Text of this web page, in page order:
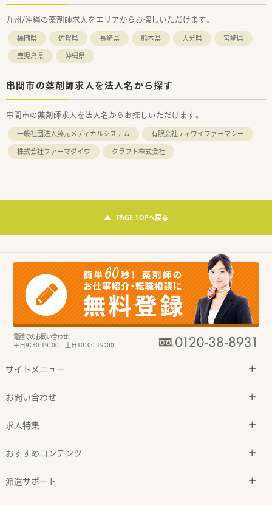
九州/沖縄の薬剤師求人をエリアからお探しいただけます。
福岡県 佐賀県 長崎県 熊本県 大分県
宮崎県
鹿児島県
沖縄県
串間市の薬剤師求人を法人名から探す
串間市の薬剤師求人を法人名からお探しいただけます。
一般社団法人藤元メディカルシステム
有限会社ティワイファーマシー
株式会社ファーマダイワ
クラフト株式会社
PAGE TOPへ戻る
電話でのお問い合わせ：
平日9：30-19：00 土日10：00-19：00
サイトメニュー
お問い合わせ
求人特集
おすすめコンテンツ
派遣サポート